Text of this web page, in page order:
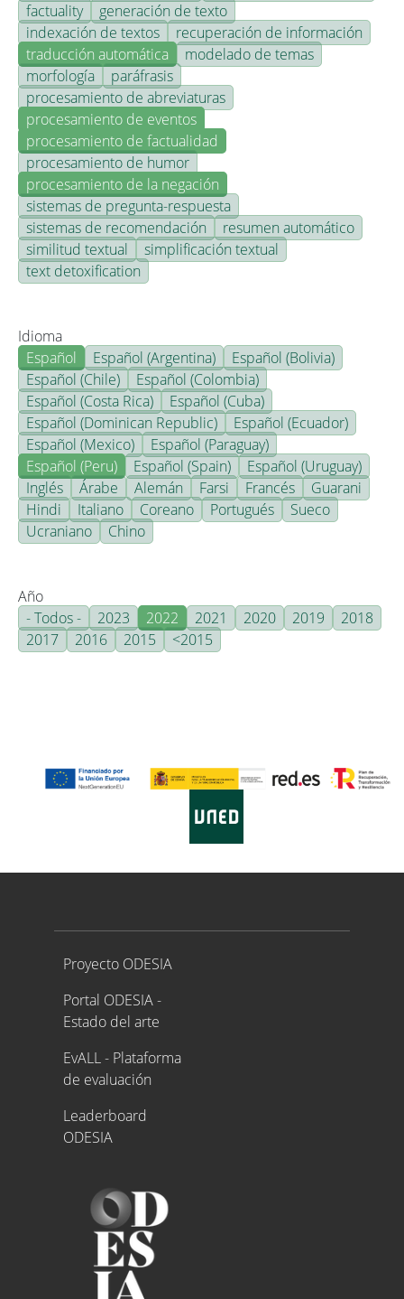
factuality
generación de texto
indexación de textos
recuperación de información
traducción automática
modelado de temas
morfología
paráfrasis
procesamiento de abreviaturas
procesamiento de eventos
procesamiento de factualidad
procesamiento de humor
procesamiento de la negación
sistemas de pregunta-respuesta
sistemas de recomendación
resumen automático
similitud textual
simplificación textual
text detoxification
Idioma
Español
Español (Argentina)
Español (Bolivia)
Español (Chile)
Español (Colombia)
Español (Costa Rica)
Español (Cuba)
Español (Dominican Republic)
Español (Ecuador)
Español (Mexico)
Español (Paraguay)
Español (Peru)
Español (Spain)
Español (Uruguay)
Inglés
Árabe Alemán Farsi Francés
Guarani
Hindi
Italiano Coreano Portugués
Sueco
Ucraniano
Chino
Año
- Todos -
2023 2022 2021 2020 2019
2018
2017
2016 2015 <2015
Proyecto ODESIA
Proyecto ODESIA
Portal ODESIA -
Estado del arte
EvALL - Plataforma
de evaluación
Leaderboard
ODESIA